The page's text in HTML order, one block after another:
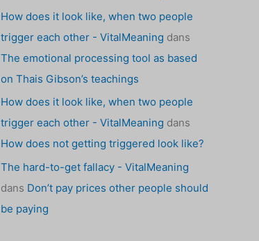
How does it look like, when two people
trigger each other - VitalMeaning dans
The emotional processing tool as based
on Thais Gibson’s teachings
How does it look like, when two people
trigger each other - VitalMeaning dans
How does not getting triggered look like?
The hard-to-get fallacy - VitalMeaning
dans Don’t pay prices other people should
be paying